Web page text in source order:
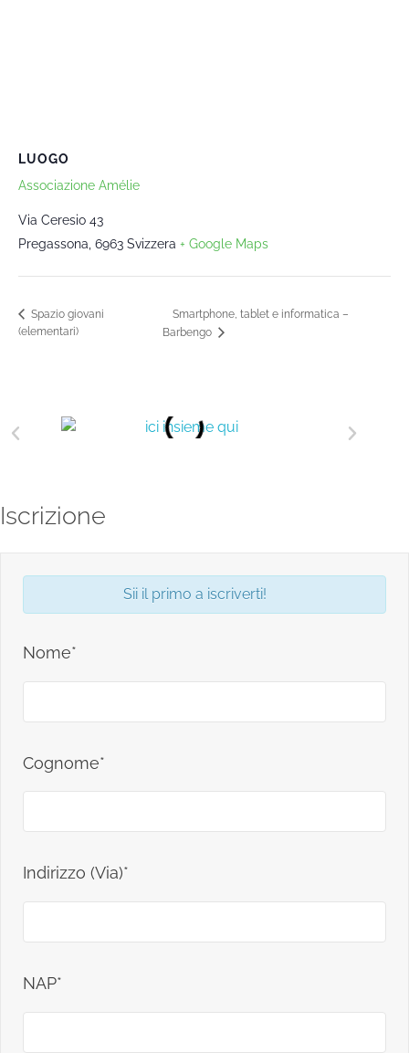
LUOGO
Associazione Amélie
Via Ceresio 43
Pregassona 6963 Svizzera + Google Maps
Spazio giovani
(elementari)
Smartphone, tablet e informatica –
Barbengo
Iscrizione
Sii il primo a iscriverti!
Nome*
Cognome*
Indirizzo (Via)*
NAP*